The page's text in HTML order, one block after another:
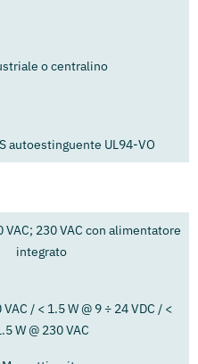
o centralino
autoestinguente UL94-VO
VAC; 230 VAC con alimentatore
integrato
VAC / < 1.5 W @ 9 ÷ 24 VDC / <
W @ 230 VAC